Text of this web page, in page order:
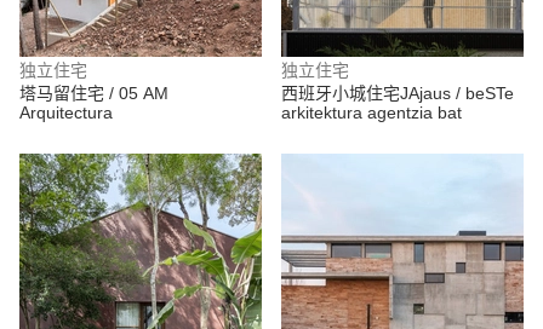
独立住宅
塔马留住宅 / 05 AM
Arquitectura
独立住宅
西班牙小城住宅JAjaus / beSTe
arkitektura agentzia bat